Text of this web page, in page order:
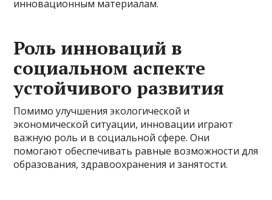
инновационным материалам.
Роль инноваций в
социальном аспекте
устойчивого развития
Помимо улучшения экологической и
экономической ситуации, инновации играют
важную роль и в социальной сфере. Они
помогают обеспечивать равные возможности для
образования, здравоохранения и занятости.